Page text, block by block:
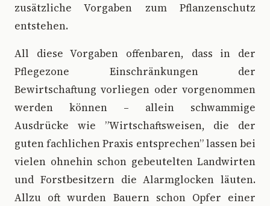
zusätzliche Vorgaben zum Pflanzenschutz
entstehen.
All diese Vorgaben offenbaren, dass in der
Pflegezone Einschränkungen der
Bewirtschaftung vorliegen oder vorgenommen
werden können – allein schwammige
Ausdrücke wie ”Wirtschaftsweisen, die der
guten fachlichen Praxis entsprechen” lassen bei
vielen ohnehin schon gebeutelten Landwirten
und Forstbesitzern die Alarmglocken läuten.
Allzu oft wurden Bauern schon Opfer einer